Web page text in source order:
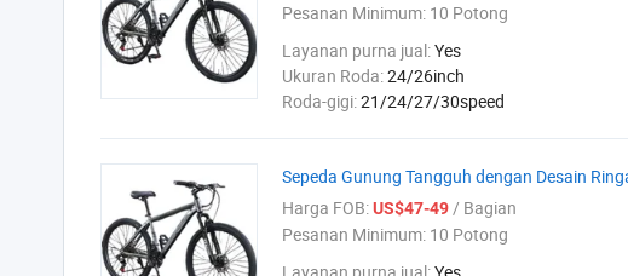
Pesanan Minimum: 10 Potong
Layanan purna jual:Yes
Ukuran Roda:24/26inch
Roda-gigi:21/24/27/30speed
Sepeda Gunung Tangguh dengan Desain
Harga FOB:US$47-49/ Bagian
Pesanan Minimum: 10 Potong